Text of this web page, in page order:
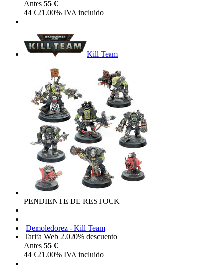
Antes 55 €
44 €21.00% IVA incluido
Kill Team
PENDIENTE DE RESTOCK
Demoledorez - Kill Team
Tarifa Web 2.020% descuento
Antes 55 €
44 €21.00% IVA incluido